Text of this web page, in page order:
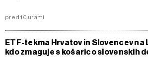
pred 10 urami
ETF-tekma Hrvatov in Slovencev
kdo zmaguje s košarico slovenskih